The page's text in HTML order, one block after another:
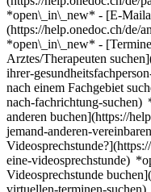
*open\_in\_new* - [E-
(https://help.onedoc.ch/de/
*open\_in\_new* -
Arztes/Therapeuten
ihrer-
nach einem Fachgebiet
nach-fachrichtung-
anderen buchen](https://
jemand-anderen-
eine-videosprechstunde)
Videosprechstunde
virtuellen-terminen-